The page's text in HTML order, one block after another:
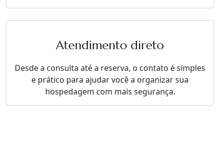
Atendimento direto
Desde a consulta até a reserva, o contato é simples
e prático para ajudar você a organizar sua
hospedagem com mais segurança.